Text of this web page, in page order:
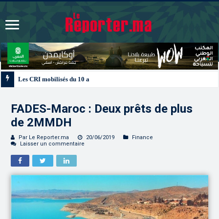
FADES-Maroc : Deux prêts de plus
de 2MMDH
Par Le Reporter.ma 20/06/2019
Finance
Laisser un commentaire